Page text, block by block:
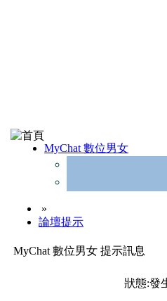
MyChat 數位男女
»
論壇提示
MyChat 數位男女 提示訊息
狀態:發